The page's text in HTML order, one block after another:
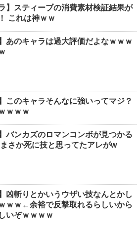
】スティーブの消費素材検証結果が
これは神ｗｗ
あのキャラは過大評価だよなｗｗｗ
このキャラそんなに強いってマジ？
ｗｗｗ
バンカズのロマンコンボが見つかる
さか死に技と思ってたアレがw
凶斬りとかいうウザい技なんとかし
ｗｗ←余裕で反撃取れるらしいから
いぞｗｗｗｗ